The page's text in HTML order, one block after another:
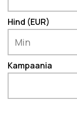
Hind (EUR)
Kampaania